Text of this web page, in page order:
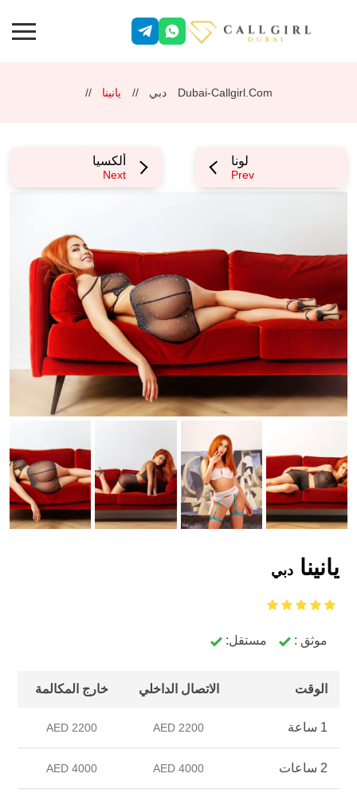
Dubai-Callgirl.com دبي يانينا
لونا
Prev
ألكسيا
Next
يانينا دبي
موثق : مستقل:
الوقت الاتصال الداخلي خارج المكالمة
1 ساعة 2200 AED
2200 AED
2 ساعات 4000 AED
4000 AED